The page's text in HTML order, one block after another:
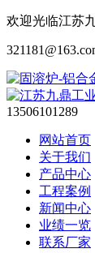
欢迎光临江苏
13506101289
网站首页
关于我们
产品中心
工程案例
新闻中心
业绩一览
联系厂家